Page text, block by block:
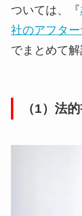
ついては、『
社のアフタ
でまとめて解
（1）法